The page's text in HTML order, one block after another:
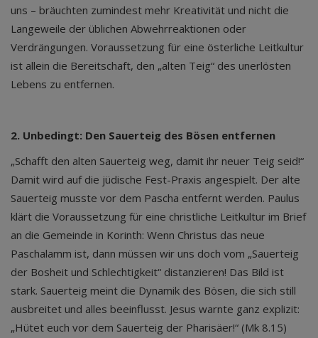
uns – bräuchten zumindest mehr Kreativität und nicht die
Langeweile der üblichen Abwehrreaktionen oder
Verdrängungen. Voraussetzung für eine österliche Leitkultur
ist allein die Bereitschaft, den „alten Teig“ des unerlösten
Lebens zu entfernen.
2. Unbedingt: Den Sauerteig des Bösen entfernen
„Schafft den alten Sauerteig weg, damit ihr neuer Teig seid!“
Damit wird auf die jüdische Fest-Praxis angespielt. Der alte
Sauerteig musste vor dem Pascha entfernt werden. Paulus
klärt die Voraussetzung für eine christliche Leitkultur im Brief
an die Gemeinde in Korinth: Wenn Christus das neue
Paschalamm ist, dann müssen wir uns doch vom „Sauerteig
der Bosheit und Schlechtigkeit“ distanzieren! Das Bild ist
stark. Sauerteig meint die Dynamik des Bösen, die sich still
ausbreitet und alles beeinflusst. Jesus warnte ganz explizit:
„Hütet euch vor dem Sauerteig der Pharisäer!“ (Mk 8.15)